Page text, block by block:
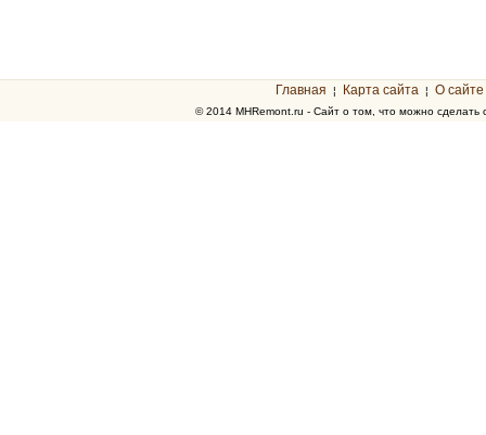
Главная ¦ Карта сайта ¦ О сайте
© 2014 MHRemont.ru - Сайт о том, что можно сделать